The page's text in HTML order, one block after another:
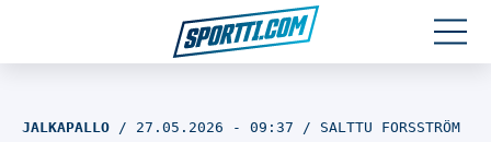
JALKAPALLO 27.05.2026 - 09:37 SALTTU FORSSTRÖM